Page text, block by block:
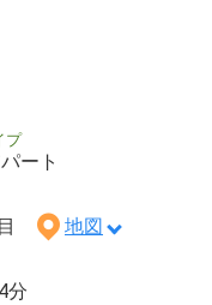
プ
ート
地図
分